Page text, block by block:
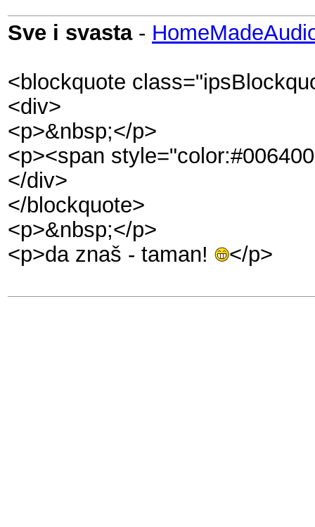
Sve i svasta-
<blockquote
<div>
<p>&nbsp;</p>
<p><span
</div>
</blockquote>
<p>&nbsp;</p>
<p>da znaš - taman!
</p>